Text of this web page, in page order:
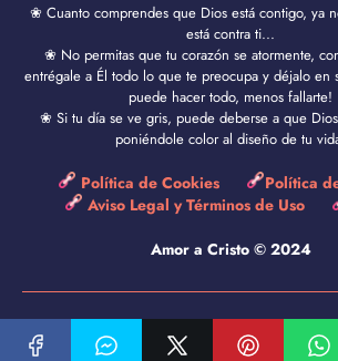
❀ Cuanto comprendes que Dios está contigo, ya
está contra ti...
❀ No permitas que tu corazón se atormente,
entrégale a Él todo lo que te preocupa y déjalo en
puede hacer todo, menos fallarte!
❀ Si tu día se ve gris, puede deberse a que
poniéndole color al diseño de tu
Política de Cookies
Política
Aviso Legal y Términos de Uso
Amor a Cristo © 2024